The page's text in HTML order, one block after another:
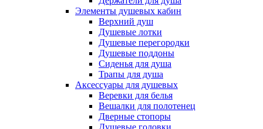
Элементы душевых кабин
Верхний душ
Душевые лотки
Душевые перегородки
Душевые поддоны
Сиденья для душа
Трапы для душа
Аксессуары для душевых
Веревки для белья
Вешалки для полотенец
Дверные стопоры
Душевые головки